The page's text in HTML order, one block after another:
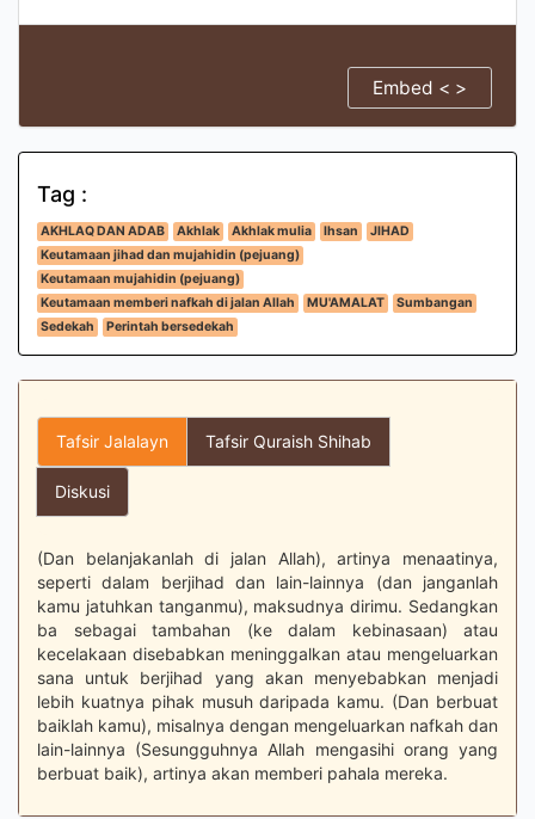
Embed < >
Tag :
AKHLAQ DAN ADAB Akhlak Akhlak mulia Ihsan
JIHAD
Keutamaan jihad dan mujahidin (pejuang)
Keutamaan mujahidin (pejuang)
Keutamaan memberi nafkah di jalan Allah
MU'AMALAT
Sumbangan
Sedekah
Perintah bersedekah
Tafsir Jalalayn Tafsir Quraish Shihab
Diskusi
(Dan belanjakanlah di jalan Allah), artinya menaatinya,
seperti dalam berjihad dan lain-lainnya (dan janganlah
kamu jatuhkan tanganmu), maksudnya dirimu. Sedangkan
ba sebagai tambahan (ke dalam kebinasaan) atau
kecelakaan disebabkan meninggalkan atau mengeluarkan
sana untuk berjihad yang akan menyebabkan menjadi
lebih kuatnya pihak musuh daripada kamu. (Dan berbuat
baiklah kamu), misalnya dengan mengeluarkan nafkah dan
lain-lainnya (Sesungguhnya Allah mengasihi orang yang
berbuat baik), artinya akan memberi pahala mereka.